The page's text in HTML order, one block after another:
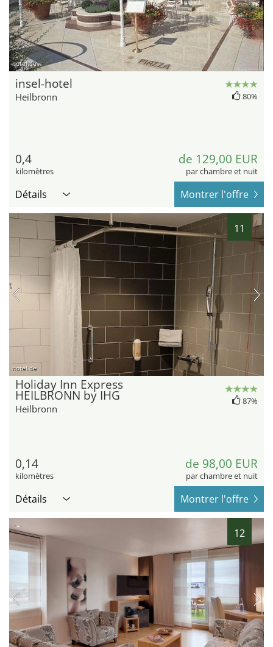
hotel.de
insel-hotel
Heilbronn 80%
0,4
kilomètres
de 129,00 EUR
par chambre et nuit
Détails Montrer l'offre
11
hotel.de
Holiday Inn Express
HEILBRONN by IHG
Heilbronn
87%
0,14
kilomètres
de 98,00 EUR
par chambre et nuit
Détails Montrer l'offre
12